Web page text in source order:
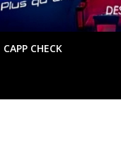
CAPP CHECK